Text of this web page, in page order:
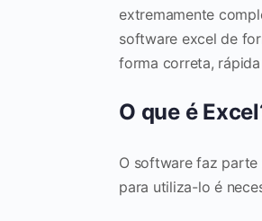
extremamente
software excel de
forma correta,
O que é
O software faz
para utiliza-lo é